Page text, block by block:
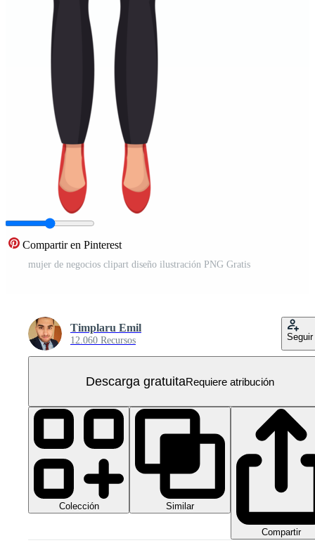
Compartir en Pinterest
mujer de negocios clipart diseño ilustración PNG Gratis
Timplaru Emil
12.060 Recursos Seguir
Descarga gratuitaRequiere atribución
Colección Similar
Compartir